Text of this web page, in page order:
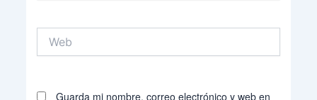
Guarda mi nombre, correo electrónico y web en